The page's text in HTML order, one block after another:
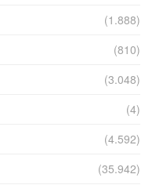
(1.888)
(810)
(3.048)
(4)
(4.592)
(35.942)